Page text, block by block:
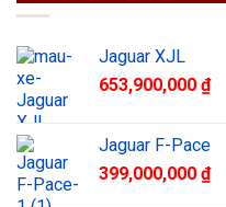
Jaguar XJL
653,900,000 ₫
Jaguar F-Pace
399,000,000 ₫